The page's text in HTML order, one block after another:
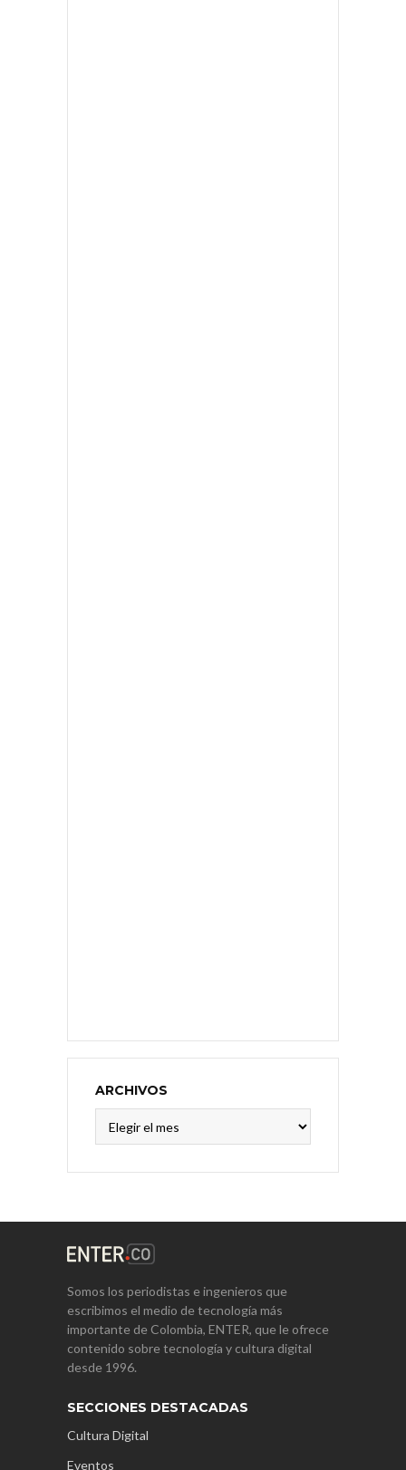
ARCHIVOS
Somos los periodistas e ingenieros que
escribimos el medio de tecnología más
importante de Colombia, ENTER, que le ofrece
contenido sobre tecnología y cultura digital
desde 1996.
SECCIONES DESTACADAS
Cultura Digital
Eventos